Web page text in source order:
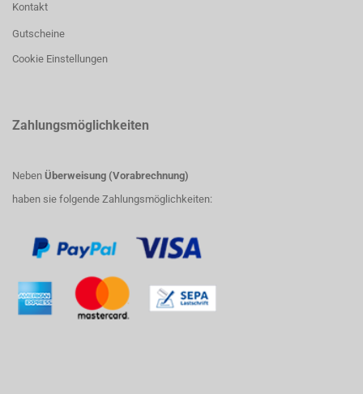
Kontakt
Gutscheine
Cookie Einstellungen
Zahlungsmöglichkeiten
Neben Überweisung (Vorabrechnung)
haben sie folgende Zahlungsmöglichkeiten: